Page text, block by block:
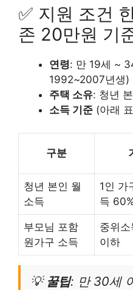
✅ 지원 조건
존 20만원 기
연령: 만 19세 ~
1992~2007년생)
주택 소유: 청년
소득 기준 (아래
구분
청년 본인 월
소득
1인 가
득
부모님 포함
원가구 소득
중위
이하
💡 꿀팁: 만 30세